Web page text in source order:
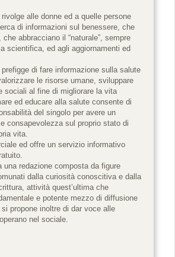
alle donne ed a quelle persone
di informazioni sul benessere, che
che abbracciano il “naturale”, sempre
scientifica, ed agli aggiornamenti ed
di fare informazione sulla salute
le risorse umane, sviluppare
sociali al fine di migliorare la vita
ed educare alla salute consente di
del singolo per avere un
consapevolezza sul proprio stato di
vita.
ed offre un servizio informativo
una redazione composta da figure
dalla curiosità conoscitiva e dalla
attività quest’ultima che
e potente mezzo di diffusione
propone inoltre di dar voce alle
nel sociale.